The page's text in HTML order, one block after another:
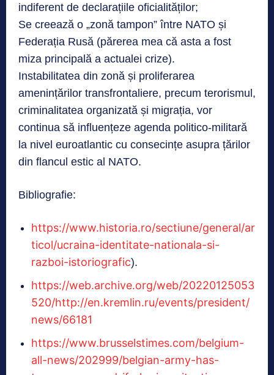
indiferent de declarațiile oficialităților;
Se creează o „zonă tampon” între NATO și
Federația Rusă (părerea mea că asta a fost
miza principală a actualei crize).
Instabilitatea din zonă și proliferarea
amenințărilor transfrontaliere, precum terorismul,
criminalitatea organizată și migrația, vor
continua să influențeze agenda politico-militară
la nivel euroatlantic cu consecințe asupra țărilor
din flancul estic al NATO.
Bibliografie:
https://www.historia.ro/sectiune/general/ar
ticol/ucraina-identitate-nationala-si-
razboi-istoriografic).
https://web.archive.org/web/20220125053
520/http://en.kremlin.ru/events/president/
news/66181
https://www.brusselstimes.com/belgium-
all-news/202999/belgian-army-has-